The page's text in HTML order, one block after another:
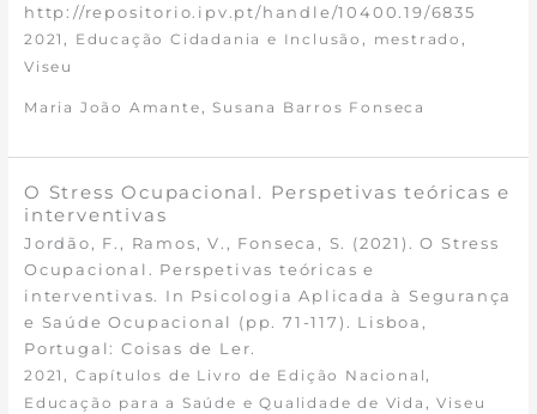
http://repositorio.ipv.pt/handle/10400.19/6835
2021 , Educação Cidadania e Inclusão , mestrado ,
Viseu
Maria João Amante , Susana Barros Fonseca
O Stress Ocupacional. Perspetivas teóricas e
interventivas
Jordão, F., Ramos, V., Fonseca, S. (2021). O Stress
Ocupacional. Perspetivas teóricas e
interventivas. In Psicologia Aplicada à Segurança
e Saúde Ocupacional (pp. 71-117). Lisboa,
Portugal: Coisas de Ler.
2021 , Capítulos de Livro de Edição Nacional ,
Educação para a Saúde e Qualidade de Vida ,Viseu